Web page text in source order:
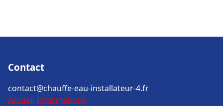
Contact
contact@chauffe-eau-installateur-4.fr
Accueil Informations